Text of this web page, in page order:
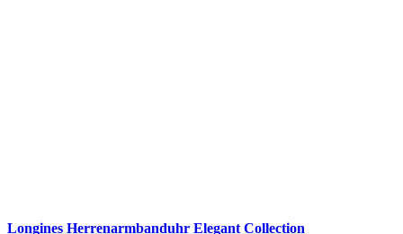
Longines Herrenarmbanduhr Elegant Collection